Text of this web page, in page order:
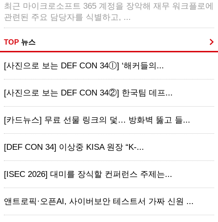
최근 마이크로소프트 365 계정을 장악해 재무 워크플로에
관련된 주요 담당자를 식별하고, ...
TOP 뉴스
[사진으로 보는 DEF CON 34ⓛ] ‘해커들의...
[사진으로 보는 DEF CON 34②] 한국팀 데프...
[카드뉴스] 무료 선물 링크의 덫… 방화벽 뚫고 들...
[DEF CON 34] 이상중 KISA 원장 “K-...
[ISEC 2026] 대미를 장식할 컨퍼런스 주제는...
앤트로픽·오픈AI, 사이버보안 테스트서 가짜 신원 ...